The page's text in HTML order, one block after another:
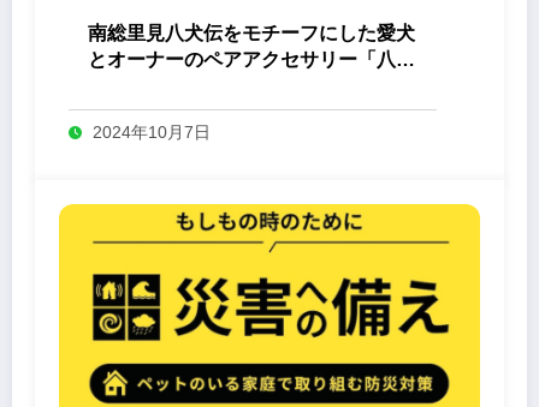
南総里見八犬伝をモチーフにした愛犬
とオーナーのペアアクセサリー「八心
2024年10月7日